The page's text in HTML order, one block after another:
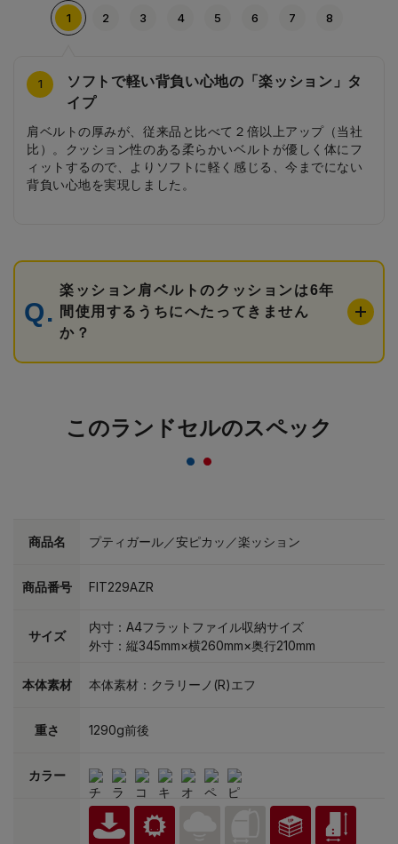
1
ソフトで軽い背負い心地の「楽ッション」タ
イプ
肩ベルトの厚みが、従来品と比べて２倍以上アップ（当社
比）。クッション性のある柔らかいベルトが優しく体にフ
ィットするので、よりソフトに軽く感じる、今までにない
背負い心地を実現しました。
2 繊細でガーリーなサイドの刺繍
イン。流れるようなフォルムと繊細な刺繍がガーリーさを
引き立てます。さり気なく配置されたリボンもかわいらし
さのポイントです。
3 ナチュラルなカブセステッチ
の子らしさを演出します。
4 リボン型のびょう
え、シンプルでかわいらしいデザインに仕上がっていま
す。
5 ドットとリボン柄の内装
隠れています。ベビーピンクの女の子らしいカラーもふた
を開けたときに嬉しくなるポイントです。
6 フリルをあしらった前バンド
ドがさり気なくオシャレ。
7 お花型の引き手
クセントとしてランドセルの雰囲気づくりに一役買ってま
す。
8 刺繍をあしらった前ポケット
小花をあしらって、やさしいイメージに仕上げています。
1 2 3 4 5 6 7 8
楽ッション肩ベルトのクッションは6年
間使用するうちにへたってきません
か？
このランドセルのスペック
商品名 プティガール／安ピカッ／楽ッション
商品番号 FIT229AZR
サイズ
内寸：A4フラットファイル収納サイズ
外寸：縦345mm×横260mm×奥行210mm
本体素材 本体素材：クラリーノ(R)エフ
重さ 1290g前後
カラー